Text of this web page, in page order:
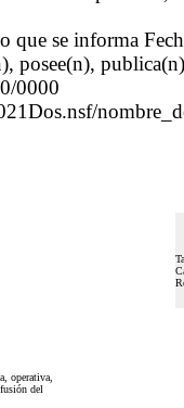
que se informa
posee(n),
0000
operativa,
del